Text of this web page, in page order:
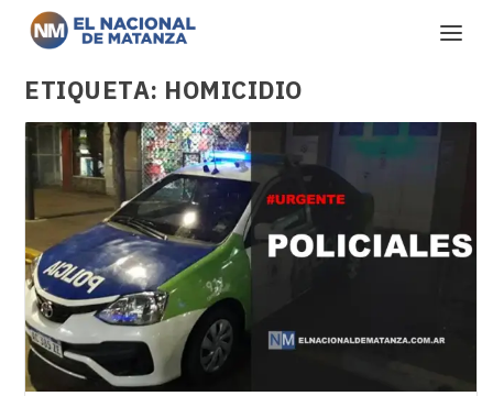
ETIQUETA: HOMICIDIO